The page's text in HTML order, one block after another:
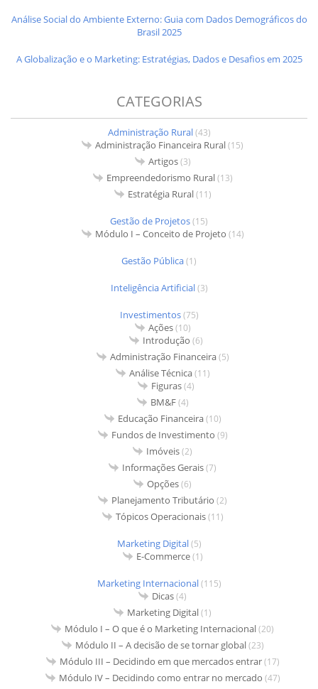
Análise Social do Ambiente Externo: Guia com Dados Demográficos do
Brasil 2025
A Globalização e o Marketing: Estratégias, Dados e Desafios em 2025
CATEGORIAS
Administração Rural(43)
Administração Financeira Rural(15)
Artigos(3)
Empreendedorismo Rural(13)
Estratégia Rural(11)
Gestão de Projetos(15)
Módulo I – Conceito de Projeto (14)
Gestão Pública(1)
Inteligência Artificial(3)
Investimentos(75)
Ações(10)
Introdução (6)
Administração Financeira(5)
Análise Técnica(11)
Figuras(4)
BM&F(4)
Educação Financeira(10)
Fundos de Investimento (9)
Imóveis(2)
Informações Gerais(7)
Opções(6)
Planejamento Tributário (2)
Tópicos Operacionais(11)
Marketing Digital(5)
E-Commerce(1)
Marketing Internacional(115)
Dicas(4)
Marketing Digital(1)
Módulo I – O que é o Marketing Internacional(20)
Módulo II – A decisão de se tornar global(23)
Módulo III – Decidindo em que mercados entrar(17)
Módulo IV – Decidindo como entrar no mercado (47)